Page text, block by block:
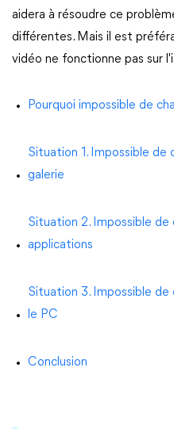
aidera à résoudre ce
différentes. Mais il est
vidéo ne fonctionne pas sur
Pourquoi impossible de
Situation 1. Impossible de
galerie
Situation 2. Impossible de
applications
Situation 3. Impossible de
le PC
Conclusion